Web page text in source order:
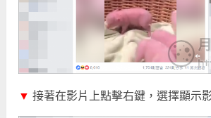
▼ 接著在影片上點擊右鍵，選擇顯示